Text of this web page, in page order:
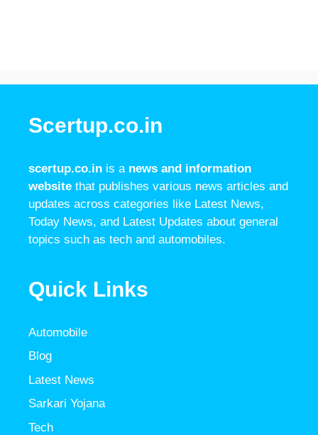
Scertup.co.in
scertup.co.in is a news and information
website that publishes various news articles and
updates across categories like Latest News,
Today News, and Latest Updates about general
topics such as tech and automobiles.
Quick Links
Automobile
Blog
Latest News
Sarkari Yojana
Tech